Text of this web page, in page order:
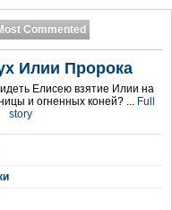
Commented
Илии Пророка
Елисею взятие Илии на
и огненных коней? ... Full
story